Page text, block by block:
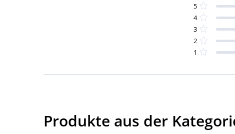
5
4
3
2
1
Produkte aus der